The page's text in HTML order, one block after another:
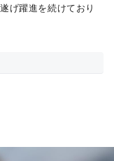
げ躍進を続けており